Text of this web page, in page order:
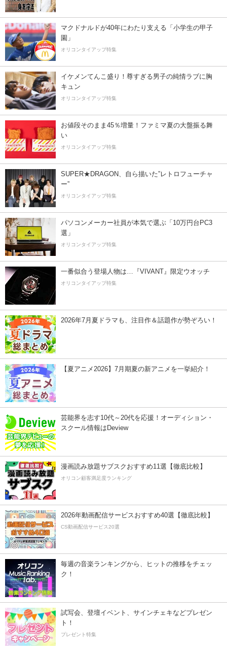
マクドナルドが40年にわたり支える「小学生の甲子
園」
オリコンタイアップ特集
イケメンてんこ盛り！尊すぎる男子の純情ラブに胸
キュン
オリコンタイアップ特集
お値段そのまま45％増量！ファミマ夏の大盤振る舞
い
オリコンタイアップ特集
SUPER★DRAGON、自ら描いた”レトロフューチャ
ー”
オリコンタイアップ特集
パソコンメーカー社員が本気で選ぶ「10万円台PC3
選」
オリコンタイアップ特集
一番似合う登場人物は…『VIVANT』限定ウオッチ
オリコンタイアップ特集
2026年7月夏ドラマも、注目作＆話題作が勢ぞろい！
【夏アニメ2026】7月期夏の新アニメを一挙紹介！
芸能界を志す10代～20代を応援！オーディション・
スクール情報はDeview
漫画読み放題サブスクおすすめ11選【徹底比較】
オリコン顧客満足度ランキング
2026年動画配信サービスおすすめ40選【徹底比較】
CS動画配信サービス20選
毎週の音楽ランキングから、ヒットの推移をチェッ
ク！
試写会、登壇イベント、サインチェキなどプレゼン
ト！
プレゼント特集